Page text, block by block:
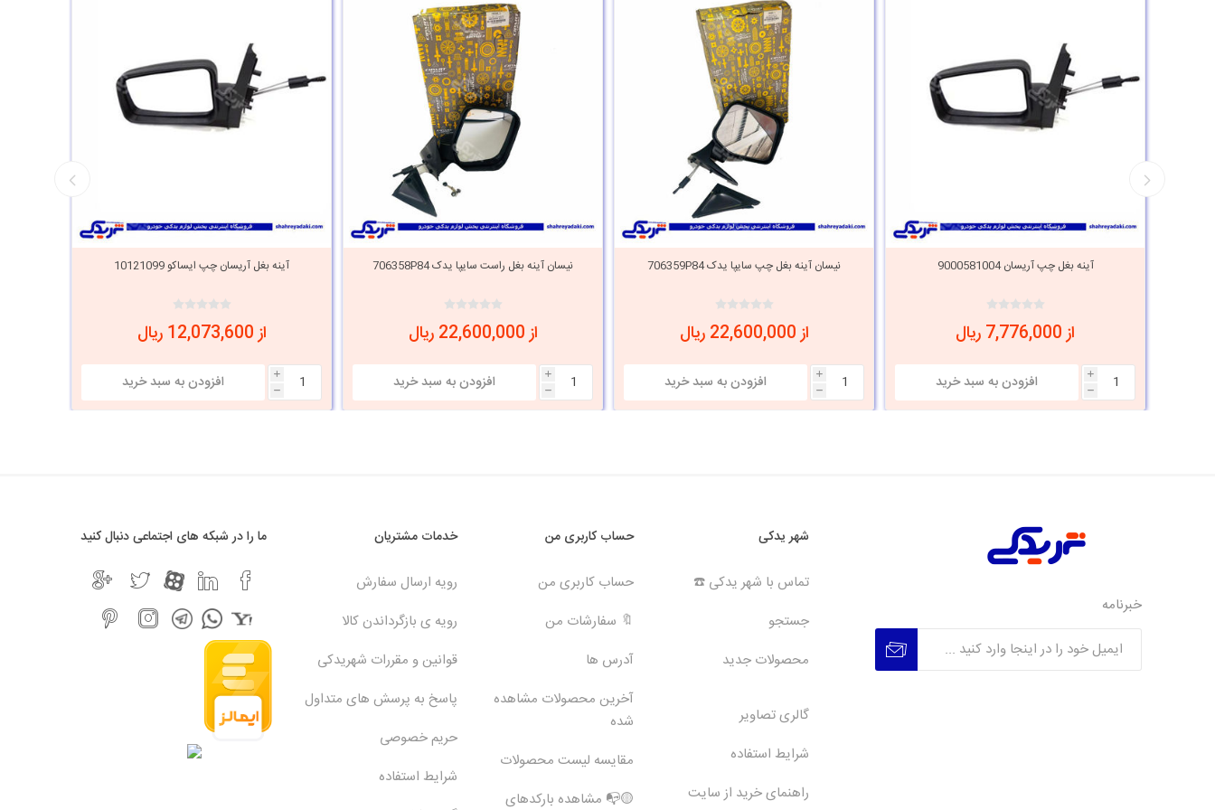
آینه بغل چپ آریسان 9000581004
از 7,776,000 ریال
i
h
نیسان آینه بغل چپ سایپا یدک 706359P84
از 22,600,000 ریال
i
h
نیسان آینه بغل راست سایپا یدک 706358P84
از 22,600,000 ریال
i
h
آینه بغل آریسان چپ ایساکو 10121099
از 12,073,600 ریال
i
h
خبرنامه
شهر یدکی
تماس با شهر یدکی ☎️
جستجو
محصولات جدید
گالری تصاویر
شرایط استفاده
راهنمای خرید از سایت
حساب کاربری من
حساب کاربری من
🔖 سفارشات من
آدرس ها
آخرین محصولات مشاهده
شده
مقایسه لیست محصولات
🟡📭 مشاهده بارکدهای
خدمات مشتریان
رویه ارسال سفارش
رویه ی بازگرداندن کالا
قوانین و مقررات شهریدکی
پاسخ به پرسش های متداول
حریم خصوصی
شرایط استفاده
ما را در شبکه های اجتماعی دنبال کنید